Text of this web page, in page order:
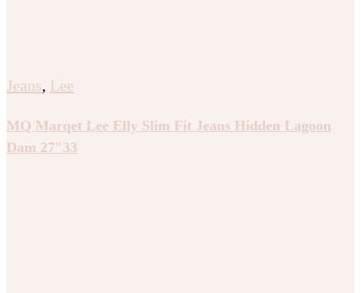
Jeans, Lee
MQ Marqet Lee Elly Slim Fit Jeans Hidden Lagoon
Dam 27″33